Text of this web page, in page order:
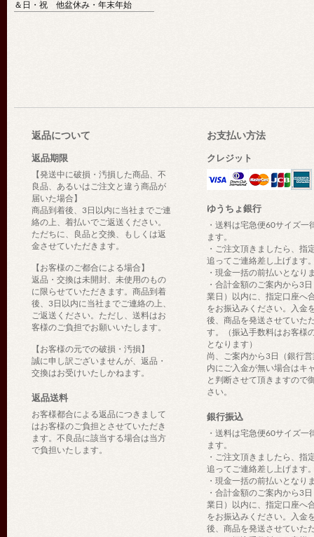
＆日・祝 他盆休み・年末年始
返品について
返品期限
【発送中に破損・汚損した商品、不
良品、あるいはご注文と違う商品が
届いた場合】
商品到着後、3日以内に当社までご連
絡の上、着払いでご返送ください。
ただちに、良品と交換、もしくは返
金させていただきます。
【お客様のご都合による場合】
返品・交換は未開封、未使用のもの
に限らせていただきます。商品到着
後、3日以内に当社までご連絡の上、
ご返送ください。ただし、送料はお
客様のご負担でお願いいたします。
【お客様の元での破損・汚損】
誠に申し訳ございませんが、返品・
交換はお受けいたしかねます。
返品送料
お客様都合による返品につきまして
はお客様のご負担とさせていただき
ます。不良品に該当する場合は当方
で負担いたします。
お支払い方法
クレジット
ゆうちょ銀行
・送料は宅急便60サイズ一
ます。
・ご注文頂きましたら、指
追ってご連絡差し上げます
・現金一括の前払いとなり
・合計金額のご案内から3
業日）以内に、指定口座へ
をお振込みください。入金
後、商品を発送させていた
す。（振込手数料はお客様
となります）
尚、ご案内から3日（銀行
内にご入金が無い場合はキ
と判断させて頂きますので
さい。
銀行振込
・送料は宅急便60サイズ一
ます。
・ご注文頂きましたら、指
追ってご連絡差し上げます
・現金一括の前払いとなり
・合計金額のご案内から3
業日）以内に、指定口座へ
をお振込みください。入金
後、商品を発送させていた